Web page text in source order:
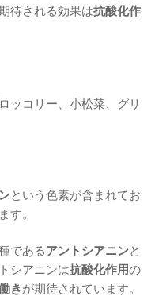
待される効果は抗酸化作
ッコリー、小松菜、グリ
という色素が含まれてお
す。
であるアントシアニンと
シアニンは抗酸化作用の
きが期待されています。